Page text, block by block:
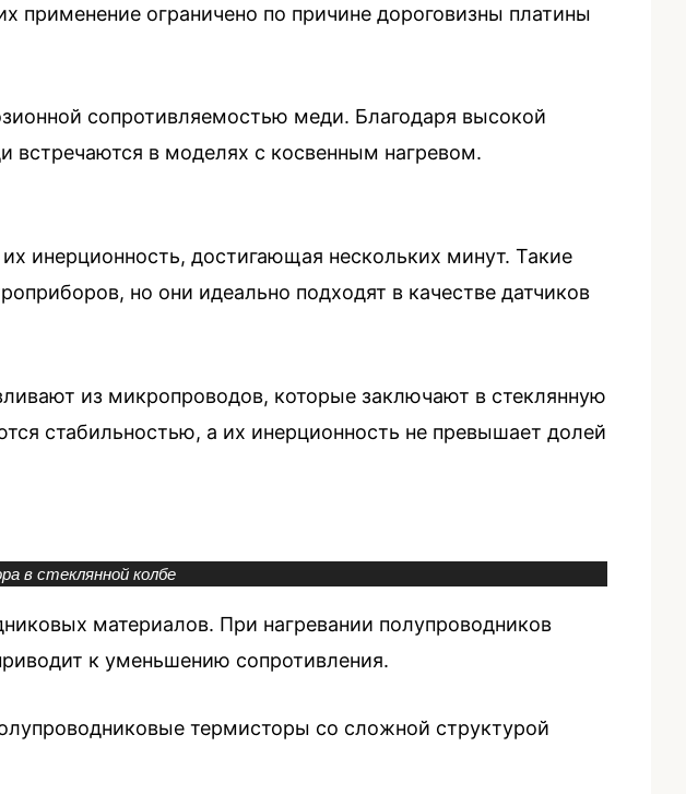
применение ограничено по причине дороговизны платины
сопротивляемостью меди. Благодаря высокой
встречаются в моделях с косвенным нагревом.
инерционность, достигающая нескольких минут. Такие
но они идеально подходят в качестве датчиков
из микропроводов, которые заключают в стеклянную
стабильностью, а их инерционность не превышает долей
в стеклянной колбе
материалов. При нагревании полупроводников
к уменьшению сопротивления.
термисторы со сложной структурой